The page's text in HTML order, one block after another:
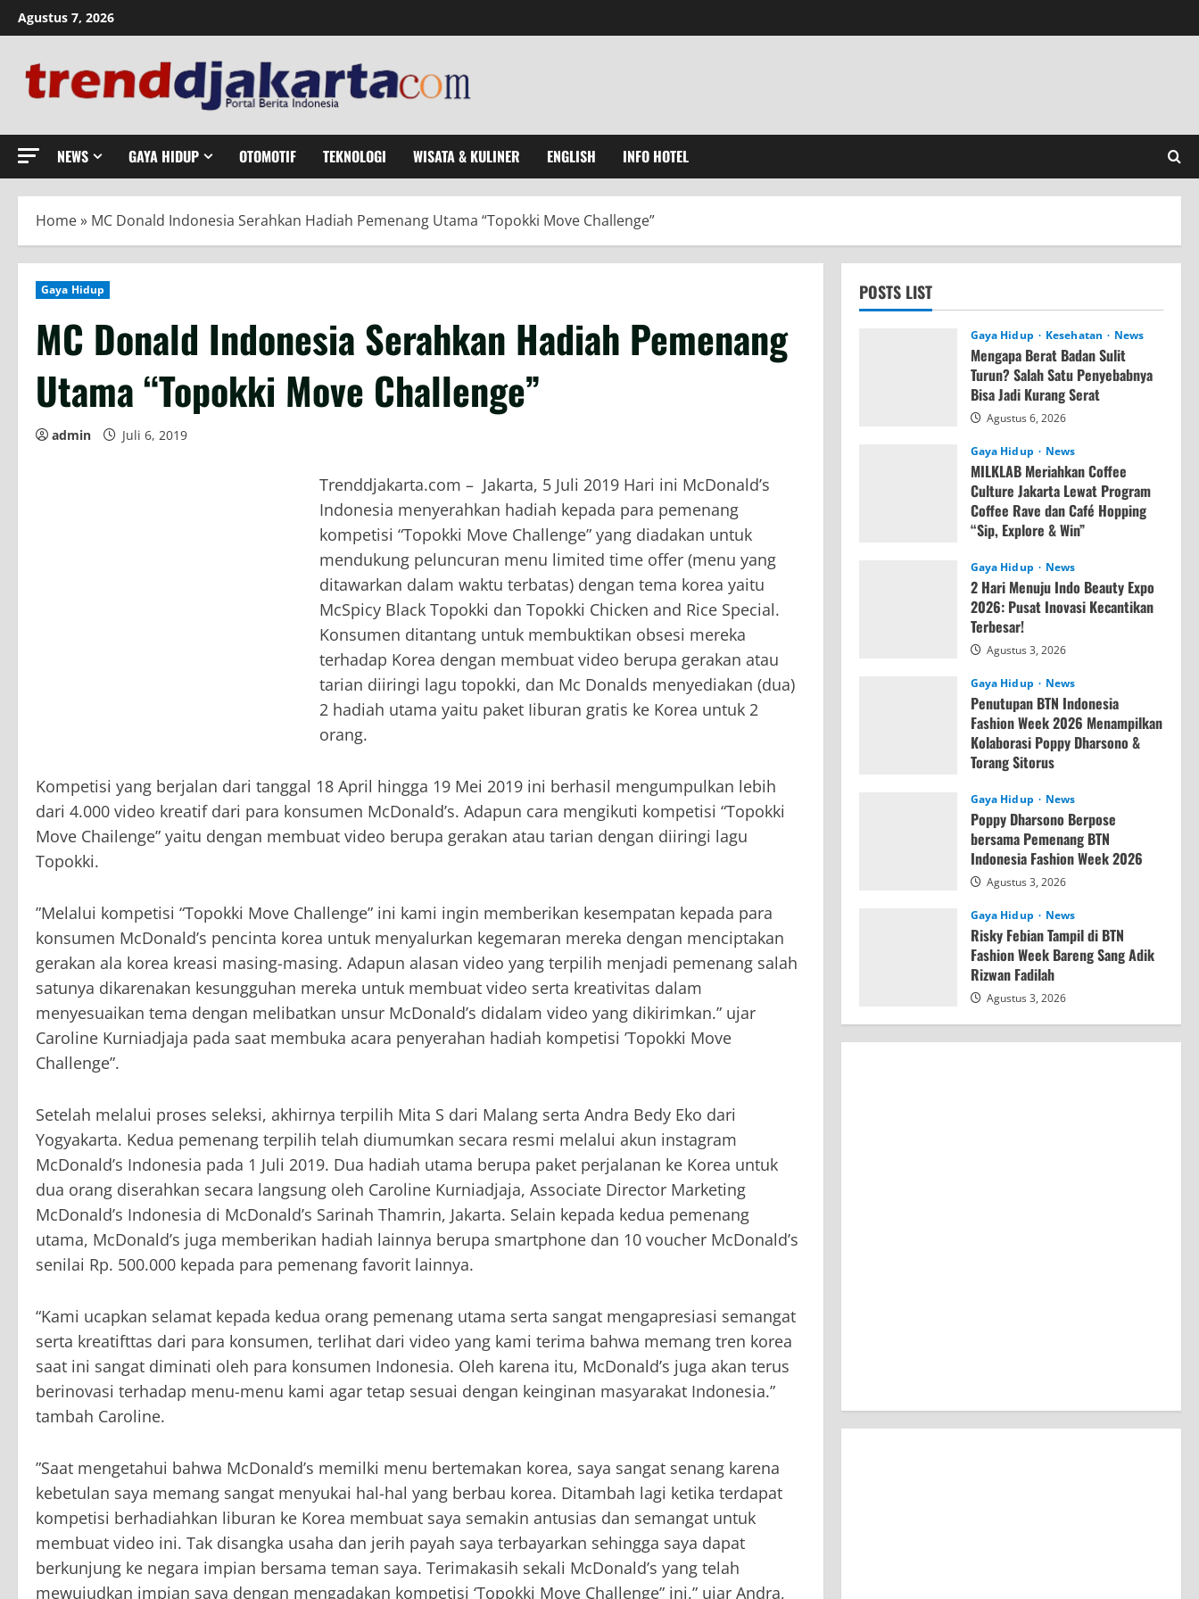
Skip
to
Agustus 7, 2026
NEWS GAYA HIDUP OTOMOTIF TEKNOLOGI WISATA & KULINER ENGLISH INFO HOTEL
Home» MC Donald Indonesia Serahkan Hadiah Pemenang Utama “Topokki Move Challenge”
Gaya Hidup
MC Donald Indonesia Serahkan Hadiah Pemenang
Utama “Topokki Move Challenge”
admin Juli 6, 2019
Trenddjakarta.com – Jakarta, 5 Juli 2019 Hari ini McDonald’s
Indonesia menyerahkan hadiah kepada para pemenang
kompetisi “Topokki Move Challenge” yang diadakan untuk
mendukung peluncuran menu limited time offer (menu yang
ditawarkan dalam waktu terbatas) dengan tema korea yaitu
McSpicy Black Topokki dan Topokki Chicken and Rice Special.
Konsumen ditantang untuk membuktikan obsesi mereka
terhadap Korea dengan membuat video berupa gerakan atau
tarian diiringi lagu topokki, dan Mc Donalds menyediakan (dua)
2 hadiah utama yaitu paket Iiburan gratis ke Korea untuk 2
orang.
Kompetisi yang berjalan dari tanggal 18 April hingga 19 Mei 2019 ini berhasil mengumpulkan lebih
dari 4.000 video kreatif dari para konsumen McDonald’s. Adapun cara mengikuti kompetisi “Topokki
Move Chailenge” yaitu dengan membuat video berupa gerakan atau tarian dengan diiringi lagu
Topokki.
”Melalui kompetisi “Topokki Move Challenge” ini kami ingin memberikan kesempatan kepada para
konsumen McDonald’s pencinta korea untuk menyalurkan kegemaran mereka dengan menciptakan
gerakan ala korea kreasi masing-masing. Adapun alasan video yang terpilih menjadi pemenang salah
satunya dikarenakan kesungguhan mereka untuk membuat video serta kreativitas dalam
menyesuaikan tema dengan melibatkan unsur McDonald’s didalam video yang dikirimkan.” ujar
Caroline Kurniadjaja pada saat membuka acara penyerahan hadiah kompetisi ’Topokki Move
Challenge”.
Setelah melalui proses seleksi, akhirnya terpilih Mita S dari Malang serta Andra Bedy Eko dari
Yogyakarta. Kedua pemenang terpilih telah diumumkan secara resmi melalui akun instagram
McDonald’s Indonesia pada 1 Juli 2019. Dua hadiah utama berupa paket perjalanan ke Korea untuk
dua orang diserahkan secara langsung oleh Caroline Kurniadjaja, Associate Director Marketing
McDonald’s Indonesia di McDonald’s Sarinah Thamrin, Jakarta. Selain kepada kedua pemenang
utama, McDonald’s juga memberikan hadiah lainnya berupa smartphone dan 10 voucher McDonald’s
senilai Rp. 500.000 kepada para pemenang favorit lainnya.
“Kami ucapkan selamat kepada kedua orang pemenang utama serta sangat mengapresiasi semangat
serta kreatifttas dari para konsumen, terlihat dari video yang kami terima bahwa memang tren korea
saat ini sangat diminati oleh para konsumen Indonesia. Oleh karena itu, McDonald’s juga akan terus
berinovasi terhadap menu-menu kami agar tetap sesuai dengan keinginan masyarakat Indonesia.”
tambah Caroline.
”Saat mengetahui bahwa McDonald’s memilki menu bertemakan korea, saya sangat senang karena
kebetulan saya memang sangat menyukai hal-hal yang berbau korea. Ditambah lagi ketika terdapat
kompetisi berhadiahkan liburan ke Korea membuat saya semakin antusias dan semangat untuk
membuat video ini. Tak disangka usaha dan jerih payah saya terbayarkan sehingga saya dapat
berkunjung ke negara impian bersama teman saya. Terimakasih sekali McDonald’s yang telah
mewujudkan impian saya dengan mengadakan kompetisi ‘Topokki Move Challenge” ini,” ujar Andra,
POSTS LIST
Gaya Hidup Kesehatan News
Mengapa Berat Badan Sulit
Turun? Salah Satu Penyebabnya
Bisa Jadi Kurang Serat
Agustus 6, 2026
Gaya Hidup News
MILKLAB Meriahkan Coffee
Culture Jakarta Lewat Program
Coffee Rave dan Café Hopping
“Sip, Explore & Win”
Gaya Hidup
News
2 Hari Menuju Indo Beauty Expo
2026: Pusat Inovasi Kecantikan
Terbesar!
Agustus 3, 2026
Gaya Hidup News
Penutupan BTN Indonesia
Fashion Week 2026 Menampilkan
Kolaborasi Poppy Dharsono &
Torang Sitorus
Gaya Hidup
News
Poppy Dharsono Berpose
bersama Pemenang BTN
Indonesia Fashion Week 2026
Agustus 3, 2026
Gaya Hidup News
Risky Febian Tampil di BTN
Fashion Week Bareng Sang Adik
Rizwan Fadilah
Agustus 3, 2026